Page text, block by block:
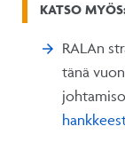
KATSO MYÖS:
RALAn
tänä